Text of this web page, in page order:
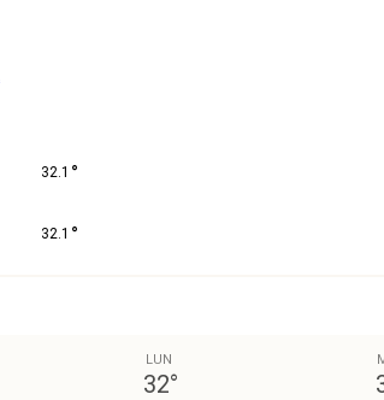
32.1 °
32.1 °
LUN
32°